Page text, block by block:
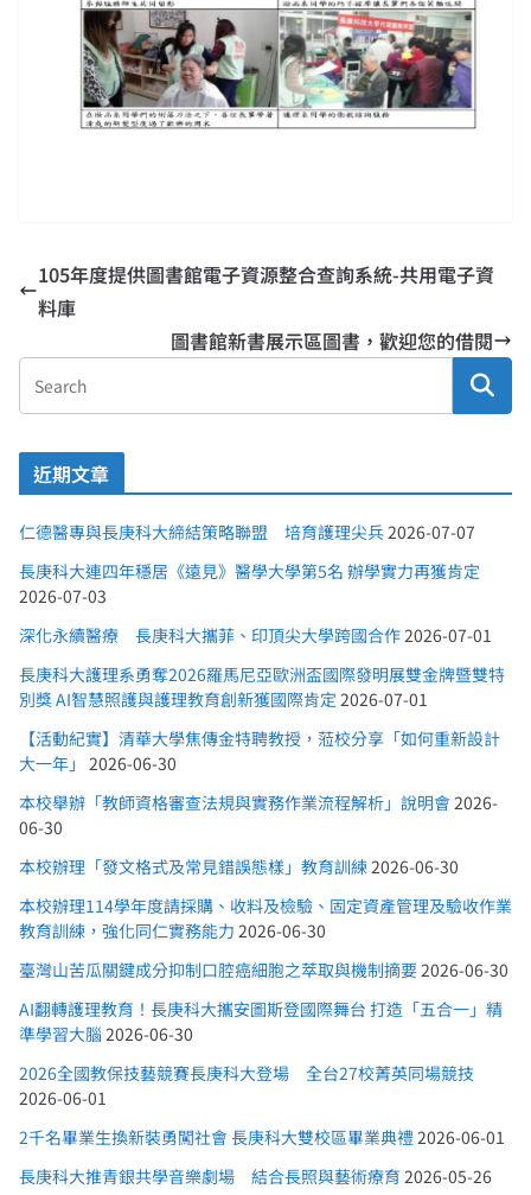
105年度提供圖書館電子資源整合查詢系統-共用電子資
料庫
圖書館新書展示區圖書，歡迎您的借閱
近期文章
仁德醫專與長庚科大締結策略聯盟 培育護理尖兵 2026-07-07
長庚科大連四年穩居《遠見》醫學大學第5名 辦學實力再獲肯定
2026-07-03
深化永續醫療 長庚科大攜菲、印頂尖大學跨國合作 2026-07-01
長庚科大護理系勇奪2026羅馬尼亞歐洲盃國際發明展雙金牌暨雙特
別獎 AI智慧照護與護理教育創新獲國際肯定 2026-07-01
【活動紀實】清華大學焦傳金特聘教授，蒞校分享「如何重新設計
大一年」
2026-06-30
本校舉辦「教師資格審查法規與實務作業流程解析」說明會 2026-
06-30
本校辦理「發文格式及常見錯誤態樣」教育訓練 2026-06-30
本校辦理114學年度請採購、收料及檢驗、固定資產管理及驗收作業
教育訓練，強化同仁實務能力 2026-06-30
臺灣山苦瓜關鍵成分抑制口腔癌細胞之萃取與機制摘要 2026-06-30
AI翻轉護理教育！長庚科大攜安圖斯登國際舞台 打造「五合一」精
準學習大腦 2026-06-30
2026全國教保技藝競賽長庚科大登場 全台27校菁英同場競技
2026-06-01
2千名畢業生換新裝勇闖社會 長庚科大雙校區畢業典禮 2026-06-01
長庚科大推青銀共學音樂劇場 結合長照與藝術療育 2026-05-26